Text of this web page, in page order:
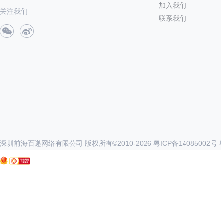
关注我们
加入我们
联系我们
深圳前海百递网络有限公司 版权所有©2010-2026 粤ICP备14085002号